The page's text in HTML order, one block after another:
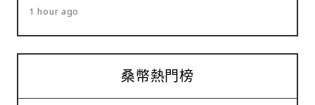
1 hour ago
桑幣熱門榜